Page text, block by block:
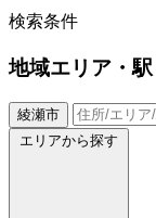
検索条件
地域エリア・駅
綾瀬市
エリアから探す